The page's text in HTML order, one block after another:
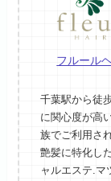
フルール
千葉駅から徒
に関心度が高
族でご利用さ
艶髪に特化し
ャルエステ.マ